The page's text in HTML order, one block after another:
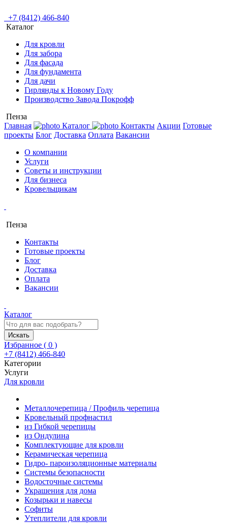
+7 (8412) 466-840
Каталог
Для кровли
Для забора
Для фасада
Для фундамента
Для дачи
Гирлянды к Новому Году
Производство Завода Покрофф
Пенза
Главная
Каталог Контакты Акции Готовые
проекты Блог Доставка Оплата Вакансии
О компании
Услуги
Советы и инструкции
Для бизнеса
Кровельщикам
Пенза
Контакты
Готовые проекты
Блог
Доставка
Оплата
Вакансии
Каталог
Искать
Избранное ( 0 )
+7 (8412) 466-840
Категории
Услуги
Для кровли
Металлочерепица / Профиль черепица
Кровельный профнастил
из Гибкой черепицы
из Ондулина
Комплектующие для кровли
Керамическая черепица
Гидро- пароизоляционные материалы
Системы безопасности
Водосточные системы
Украшения для дома
Козырьки и навесы
Софиты
Утеплители для кровли